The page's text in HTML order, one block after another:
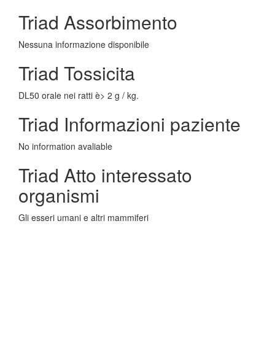
Triad Assorbimento
Nessuna informazione disponibile
Triad Tossicita
DL50 orale nei ratti è> 2 g / kg.
Triad Informazioni paziente
No information avaliable
Triad Atto interessato
organismi
Gli esseri umani e altri mammiferi